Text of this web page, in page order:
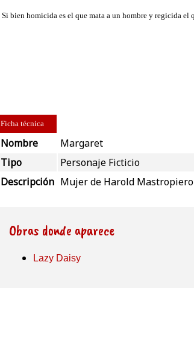
Ficha técnica
Nombre
Margaret
Tipo
Personaje Ficticio
Descripción Mujer de Harold Mastropiero
Obras donde aparece
Lazy Daisy